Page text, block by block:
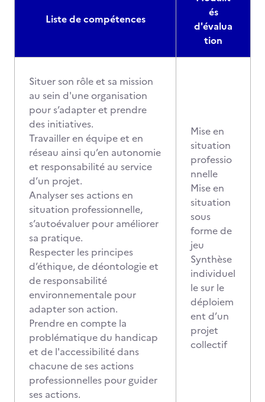
Liste de compétences
és
d'évalua
tion
Situer son rôle et sa mission
au sein d'une organisation
pour s’adapter et prendre
des initiatives.
Travailler en équipe et en
réseau ainsi qu’en autonomie
et responsabilité au service
d’un projet.
Analyser ses actions en
situation professionnelle,
s’autoévaluer pour améliorer
sa pratique.
Respecter les principes
d’éthique, de déontologie et
de responsabilité
environnementale pour
adapter son action.
Prendre en compte la
problématique du handicap
et de l'accessibilité dans
chacune de ses actions
professionnelles pour guider
ses actions.
Mise en
situation
professio
nnelle
Mise en
situation
sous
forme de
jeu
Synthèse
individuel
le sur le
déploiem
ent d’un
projet
collectif